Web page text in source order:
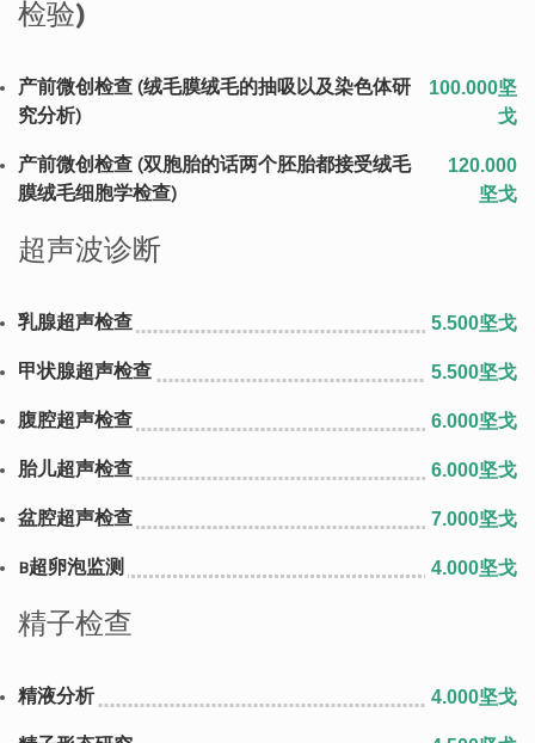
检验)
产前微创检查 (绒毛膜绒毛的抽吸以及染色体研
究分析)
100.000坚
戈
产前微创检查 (双胞胎的话两个胚胎都接受绒毛
膜绒毛细胞学检查)
120.000
坚戈
超声波诊断
乳腺超声检查 5.500坚戈
甲状腺超声检查 5.500坚戈
腹腔超声检查 6.000坚戈
胎儿超声检查 6.000坚戈
盆腔超声检查 7.000坚戈
B超卵泡监测 4.000坚戈
精子检查
精液分析 4.000坚戈